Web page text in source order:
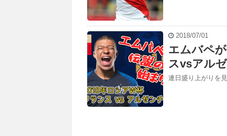
2018/07/01
エムバペ
スvsアル
連日盛り上がりを